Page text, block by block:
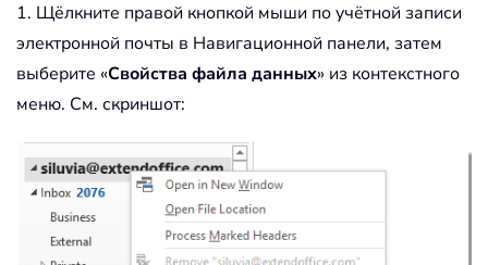
1. Щёлкните правой кнопкой мыши по учётной записи
электронной почты в Навигационной панели, затем
выберите «Свойства файла данных» из контекстного
меню. См. скриншот: